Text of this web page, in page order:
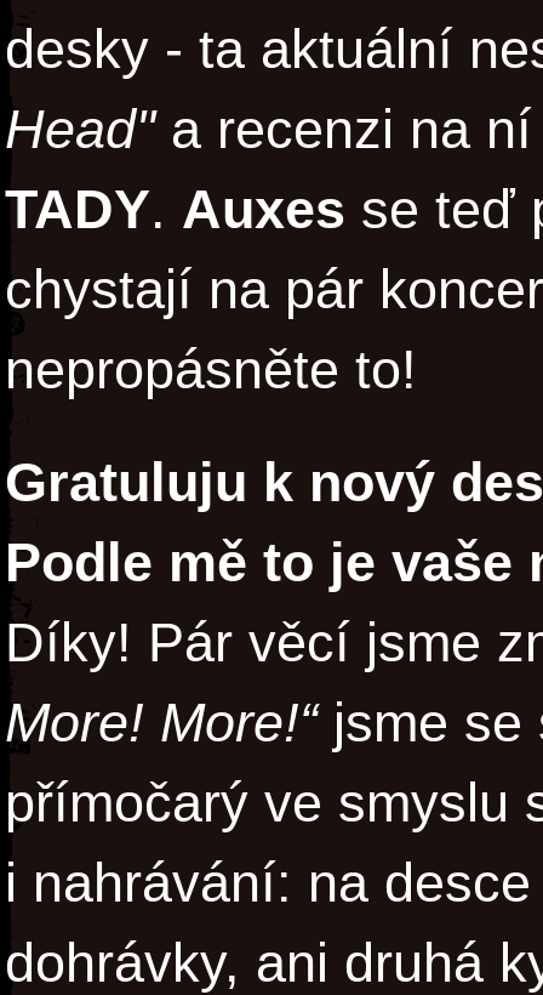
desky - ta aktuální
Head"a recenzi na
TADY. Auxes se teď
chystají na pár
nepropásněte to!
Gratuluju k nový
Podle mě to je vaše
Díky! Pár věcí jsme
More! More!“jsme se
přímočarý ve smyslu
i nahrávání: na
dohrávky, ani druhá